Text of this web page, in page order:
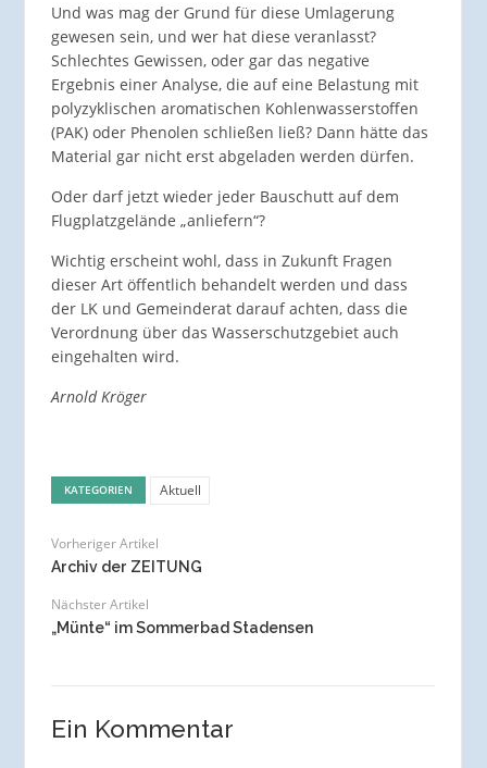
Und was mag der Grund für diese Umlagerung
gewesen sein, und wer hat diese veranlasst?
Schlechtes Gewissen, oder gar das negative
Ergebnis einer Analyse, die auf eine Belastung mit
polyzyklischen aromatischen Kohlenwasserstoffen
(PAK) oder Phenolen schließen ließ? Dann hätte das
Material gar nicht erst abgeladen werden dürfen.
Oder darf jetzt wieder jeder Bauschutt auf dem
Flugplatzgelände „anliefern“?
Wichtig erscheint wohl, dass in Zukunft Fragen
dieser Art öffentlich behandelt werden und dass
der LK und Gemeinderat darauf achten, dass die
Verordnung über das Wasserschutzgebiet auch
eingehalten wird.
Arnold Kröger
KATEGORIEN Aktuell
Vorheriger Artikel
Archiv der ZEITUNG
Nächster Artikel
„Münte“ im Sommerbad Stadensen
Ein Kommentar